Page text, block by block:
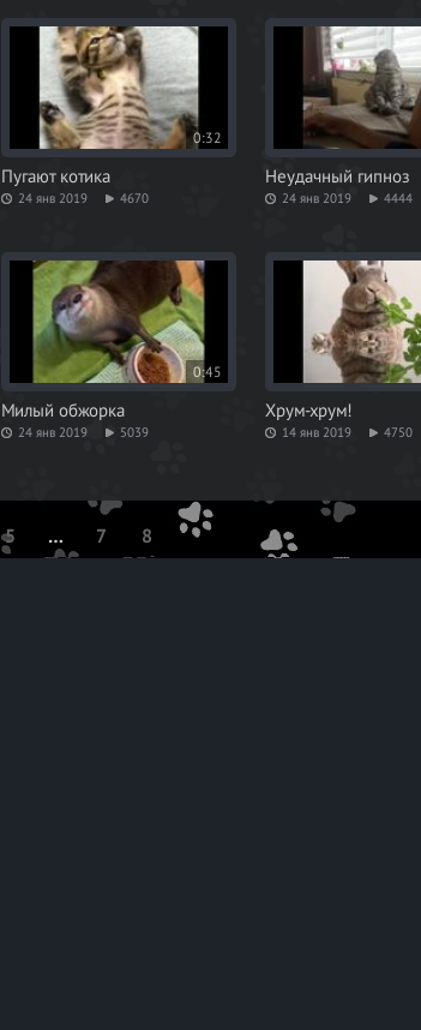
0:32
Пугают котика
24 янв 2019 4670
Неудачный гипноз
24 янв 2019 4444
0:45
Милый обжорка
24 янв 2019 5039
Хрум-хрум!
14 янв 2019 4750
5 … 7 8